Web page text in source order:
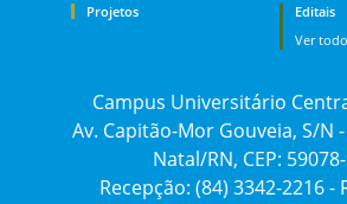
Projetos
Editais
Ver
Campus Universitário
Av. Capitão-Mor Gouveia, S/N
Natal/RN, CEP:
Recepção: (84) 3342-2216 -